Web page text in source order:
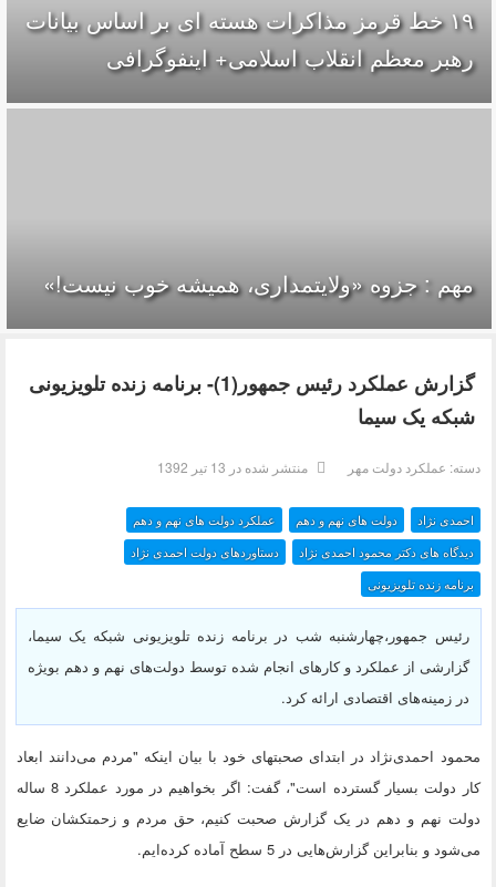
۱۹ خط قرمز مذاکرات هسته ای بر اساس بیانات
رهبر معظم انقلاب اسلامی+ اینفوگرافی
مهم : جزوه «ولایتمداری، همیشه خوب نیست!»
گزارش عملکرد رئیس جمهور(1)- برنامه زنده تلویزیونی
شبکه یک سیما
دسته: عملکرد دولت مهر منتشر شده در 13 تیر 1392
احمدی نژاد دولت های نهم و دهم عملکرد دولت های نهم و دهم
برنامه زنده تلویزیونی
دستاوردهای دولت احمدی نژاد دیدگاه های دکتر محمود احمدی نژاد
رئیس جمهور،چهارشنبه شب در برنامه زنده تلویزیونی شبکه یک سیما،
گزارشی از عملکرد و کارهای انجام شده توسط دولت‌های نهم و دهم بویژه
در زمینه‌های اقتصادی ارائه کرد.
محمود احمدی‌نژاد در ابتدای صحبتهای خود با بیان اینکه "مردم می‌دانند ابعاد
کار دولت بسیار گسترده است"، گفت: اگر بخواهیم در مورد عملکرد 8 ساله
دولت نهم و دهم در یک گزارش صحبت کنیم، حق مردم و زحمتکشان ضایع
می‌شود و بنابراین گزارش‌هایی در 5 سطح آماده کرده‌ایم.